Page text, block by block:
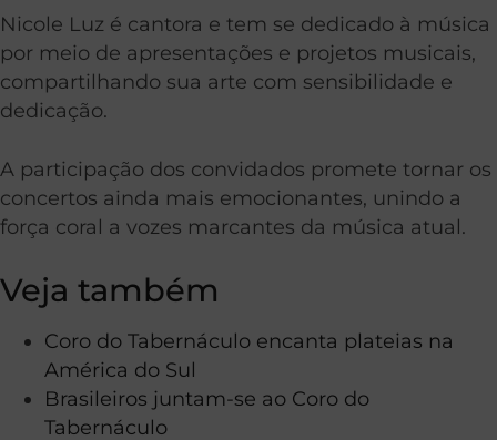
Nicole Luz é cantora e tem se dedicado à música
por meio de apresentações e projetos musicais,
compartilhando sua arte com sensibilidade e
dedicação.
A participação dos convidados promete tornar os
concertos ainda mais emocionantes, unindo a
força coral a vozes marcantes da música atual.
Veja também
Coro do Tabernáculo encanta plateias na
América do Sul
Brasileiros juntam-se ao Coro do
Tabernáculo